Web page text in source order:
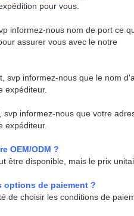
pour vous.
informez-nous nom de port ce
assurer vous avec le notre
svp informez-nous que le nom
expéditeur.
svp informez-nous que votre
expéditeur.
OEM/ODM ?
être disponible, mais le prix
options de paiement ?
de choisir les conditions de